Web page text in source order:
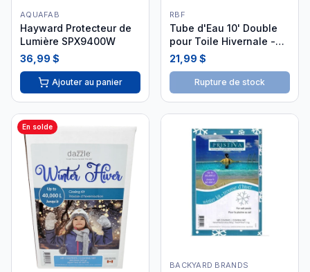
AQUAFAB
Hayward Protecteur de
Lumière SPX9400W
36,99 $
Ajouter au panier
RBF
Tube d'Eau 10' Double
pour Toile Hivernale -
25ph3051
21,99 $
Rupture de stock
En solde
BACKYARD BRANDS